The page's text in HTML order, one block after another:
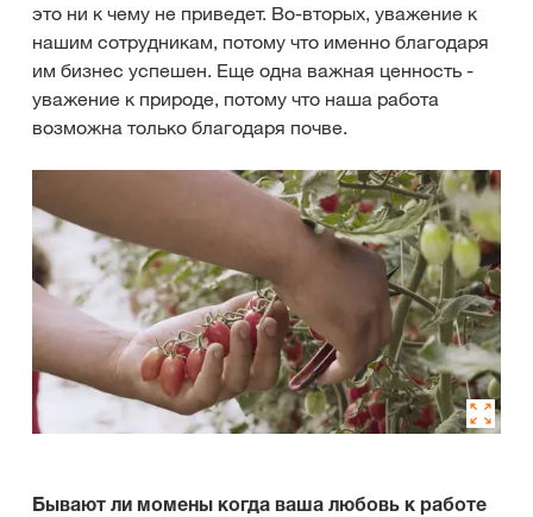
это ни к чему не приведет. Во-вторых, уважение к
нашим сотрудникам, потому что именно благодаря
им бизнес успешен. Еще одна важная ценность -
уважение к природе, потому что наша работа
возможна только благодаря почве.
Бывают ли момены когда ваша любовь к работе